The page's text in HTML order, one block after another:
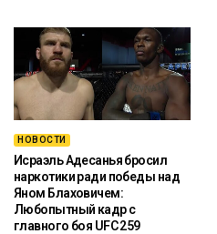
НОВОСТИ
Исраэль Адесанья бросил
наркотики ради победы над
Яном Блаховичем:
Любопытный кадр с
главного боя UFC 259